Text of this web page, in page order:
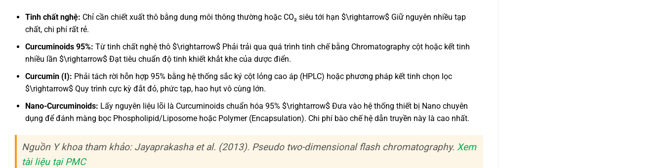
Tinh chất nghệ: Chỉ cần chiết xuất thô bằng dung môi thông thường hoặc CO₂ siêu tới hạn $\rightarrow$ Giữ nguyên nhiều tạp
chất, chi phí rất rẻ.
Curcuminoids 95%: Từ tinh chất nghệ thô $\rightarrow$ Phải trải qua quá trình tinh chế bằng Chromatography cột hoặc kết tinh
nhiều lần $\rightarrow$ Đạt tiêu chuẩn độ tinh khiết khắt khe của dược điển.
Curcumin (I): Phải tách rời hỗn hợp 95% bằng hệ thống sắc ký cột lỏng cao áp (HPLC) hoặc phương pháp kết tinh chọn lọc
$\rightarrow$ Quy trình cực kỳ đắt đỏ, phức tạp, hao hụt vô cùng lớn.
Nano-Curcuminoids: Lấy nguyên liệu lõi là Curcuminoids chuẩn hóa 95% $\rightarrow$ Đưa vào hệ thống thiết bị Nano chuyên
dụng để đánh màng bọc Phospholipid/Liposome hoặc Polymer (Encapsulation). Chi phí bào chế hệ dẫn truyền này là cao nhất.
Nguồn Y khoa tham khảo: Jayaprakasha et al. (2013). Pseudo two-dimensional flash chromatography. Xem
tài liệu tại PMC